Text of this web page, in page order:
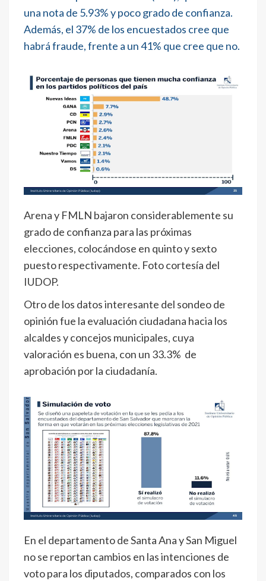
una nota de 5.93% y poco grado de confianza.
Además, el 37% de los encuestados cree que
habrá fraude, frente a un 41% que cree que no.
Arena y FMLN bajaron considerablemente su
grado de confianza para las próximas
elecciones, colocándose en quinto y sexto
puesto respectivamente. Foto cortesía del
IUDOP.
Otro de los datos interesante del sondeo de
opinión fue la evaluación ciudadana hacia los
alcaldes y concejos municipales, cuya
valoración es buena, con un 33.3% de
aprobación por la ciudadanía.
En el departamento de Santa Ana y San Miguel
no se reportan cambios en las intenciones de
voto para los diputados, comparados con los